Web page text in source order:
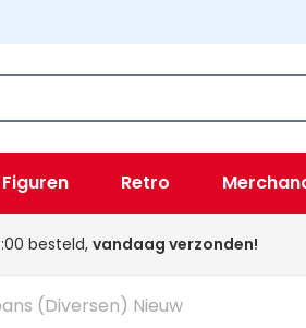
Figuren Retro
besteld, vandaag verzonden!
(Diversen) Nieuw